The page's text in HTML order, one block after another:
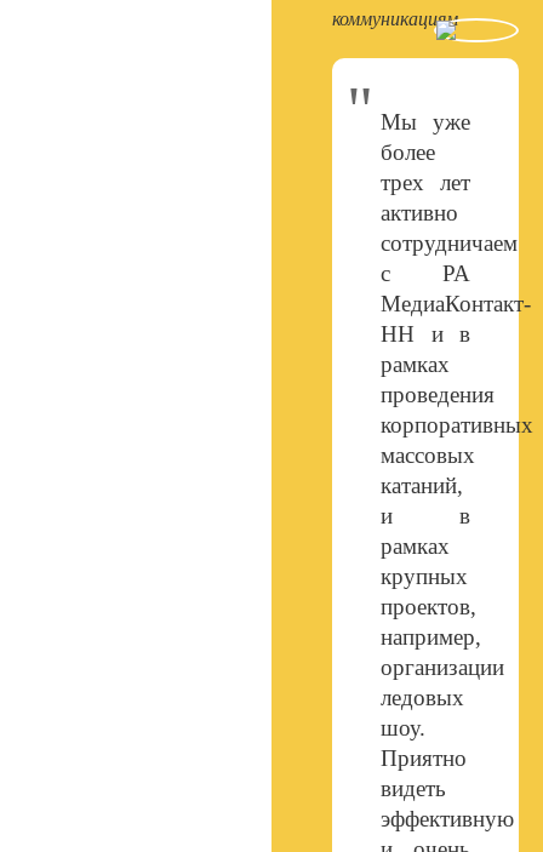
коммуникациям
Мы уже
более
трех лет
активно
сотрудничаем
с РА
МедиаКонтакт-
НН и в
рамках
проведения
корпоративных
массовых
катаний,
и в
рамках
крупных
проектов,
например,
организации
ледовых
шоу.
Приятно
видеть
эффективную